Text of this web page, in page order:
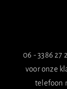
06 - 3386
voor onze
telefoon